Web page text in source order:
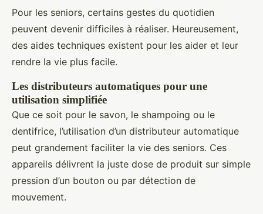
Pour les seniors, certains gestes du quotidien
peuvent devenir difficiles à réaliser. Heureusement,
des aides techniques existent pour les aider et leur
rendre la vie plus facile.
Les distributeurs automatiques pour une
utilisation simplifiée
Que ce soit pour le savon, le shampoing ou le
dentifrice, l’utilisation d’un distributeur automatique
peut grandement faciliter la vie des seniors. Ces
appareils délivrent la juste dose de produit sur simple
pression d’un bouton ou par détection de
mouvement.